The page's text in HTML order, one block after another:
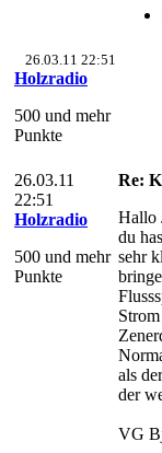
26.03.11 22:51
Holzradio
500 und mehr
Punkte
26.03.11
22:51
Holzradio
500 und mehr
Punkte
Re:
Hallo
du
sehr
als
der
VG